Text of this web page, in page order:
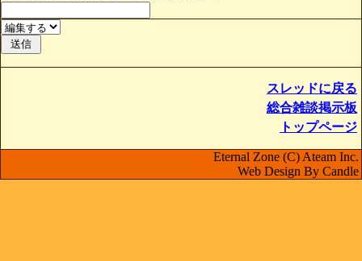
スレッドに戻る
総合雑談掲示板
トップページ
Eternal Zone (C) Ateam Inc.
Web Design By Candle